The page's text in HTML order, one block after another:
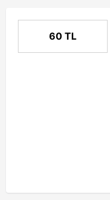
60 TL